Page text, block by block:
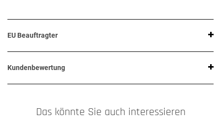
EU Beauftragter
Kundenbewertung
Das könnte Sie auch interessieren